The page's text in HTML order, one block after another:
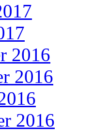
2016
2016
2016